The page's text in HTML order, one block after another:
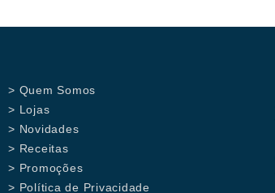
> Quem Somos
> Lojas
> Novidades
> Receitas
> Promoções
> Política de Privacidade